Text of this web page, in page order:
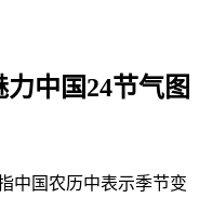
中国24节气图
中国农历中表示季节变